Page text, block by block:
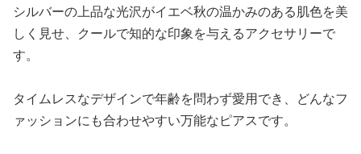
シルバーの上品な光沢がイエベ秋の温かみのある肌色を美
しく見せ、クールで知的な印象を与えるアクセサリーで
す。
タイムレスなデザインで年齢を問わず愛用でき、どんなフ
ァッションにも合わせやすい万能なピアスです。